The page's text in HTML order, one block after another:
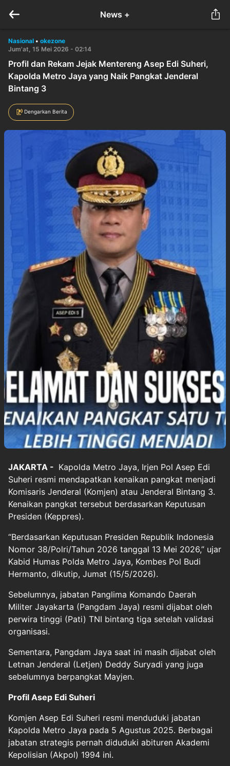
News +
Nasional • okezone
Jum'at, 15 Mei 2026 - 02:14
Profil dan Rekam Jejak Mentereng Asep Edi Suheri,
Kapolda Metro Jaya yang Naik Pangkat Jenderal
Bintang 3
Dengarkan Berita
JAKARTA - Kapolda Metro Jaya, Irjen Pol Asep Edi
Suheri resmi mendapatkan kenaikan pangkat menjadi
Komisaris Jenderal (Komjen) atau Jenderal Bintang 3.
Kenaikan pangkat tersebut berdasarkan Keputusan
Presiden (Keppres).
“Berdasarkan Keputusan Presiden Republik Indonesia
Nomor 38/Polri/Tahun 2026 tanggal 13 Mei 2026,” ujar
Kabid Humas Polda Metro Jaya, Kombes Pol Budi
Hermanto, dikutip, Jumat (15/5/2026).
Sebelumnya, jabatan Panglima Komando Daerah
Militer Jayakarta (Pangdam Jaya) resmi dijabat oleh
perwira tinggi (Pati) TNI bintang tiga setelah validasi
organisasi.
Sementara, Pangdam Jaya saat ini masih dijabat oleh
Letnan Jenderal (Letjen) Deddy Suryadi yang juga
sebelumnya berpangkat Mayjen.
Profil Asep Edi Suheri
Komjen Asep Edi Suheri resmi menduduki jabatan
Kapolda Metro Jaya pada 5 Agustus 2025. Berbagai
jabatan strategis pernah diduduki abituren Akademi
Kepolisian (Akpol) 1994 ini.